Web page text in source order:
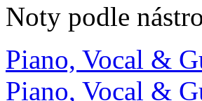
Noty podle
Piano, Vocal &
Piano, Vocal &